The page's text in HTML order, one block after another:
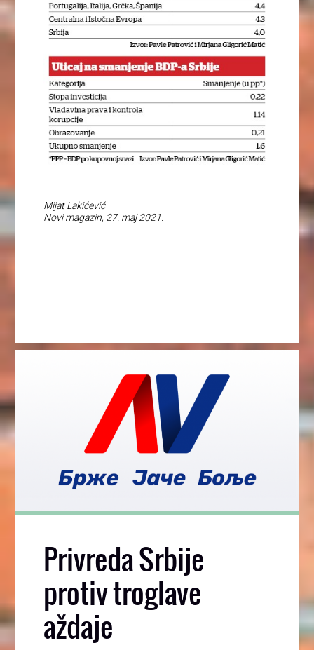
Mijat Lakićević
Novi magazin, 27. maj 2021.
Privreda Srbije
protiv troglave
aždaje